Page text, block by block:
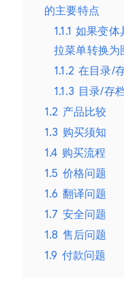
的主要特点
1.1.1 如果变体
拉菜单转换为
1.1.2 在目录/
1.1.3 目录/存
1.2 产品比较
1.3 购买须知
1.4 购买流程
1.5 价格问题
1.6 翻译问题
1.7 安全问题
1.8 售后问题
1.9 付款问题